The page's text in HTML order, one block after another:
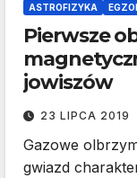
ASTROFIZYKA
Pierwsze
jowiszów
23 LIPCA 2019
Gazowe
gwiazd